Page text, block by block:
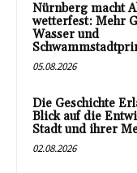
Nürnberg macht
wetterfest: Mehr
Wasser und
05.08.2026
Die Geschichte
Blick auf die
Stadt und ihrer
02.08.2026